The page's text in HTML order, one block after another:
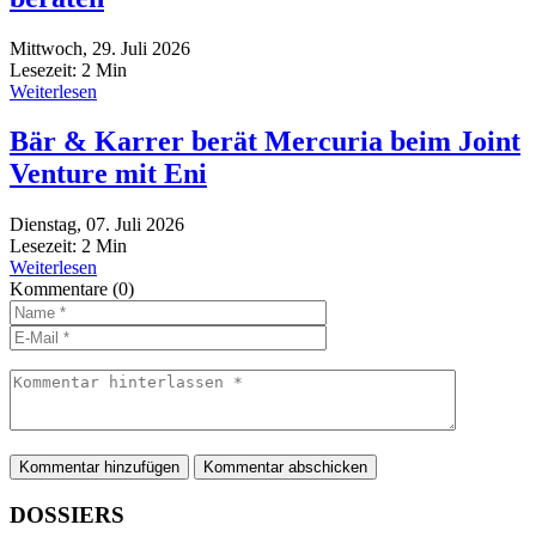
Mittwoch, 29. Juli 2026
Lesezeit: 2 Min
Weiterlesen
Bär & Karrer berät Mercuria beim Joint
Venture mit Eni
Dienstag, 07. Juli 2026
Lesezeit: 2 Min
Weiterlesen
Kommentare (0)
Kommentar hinzufügen
DOSSIERS